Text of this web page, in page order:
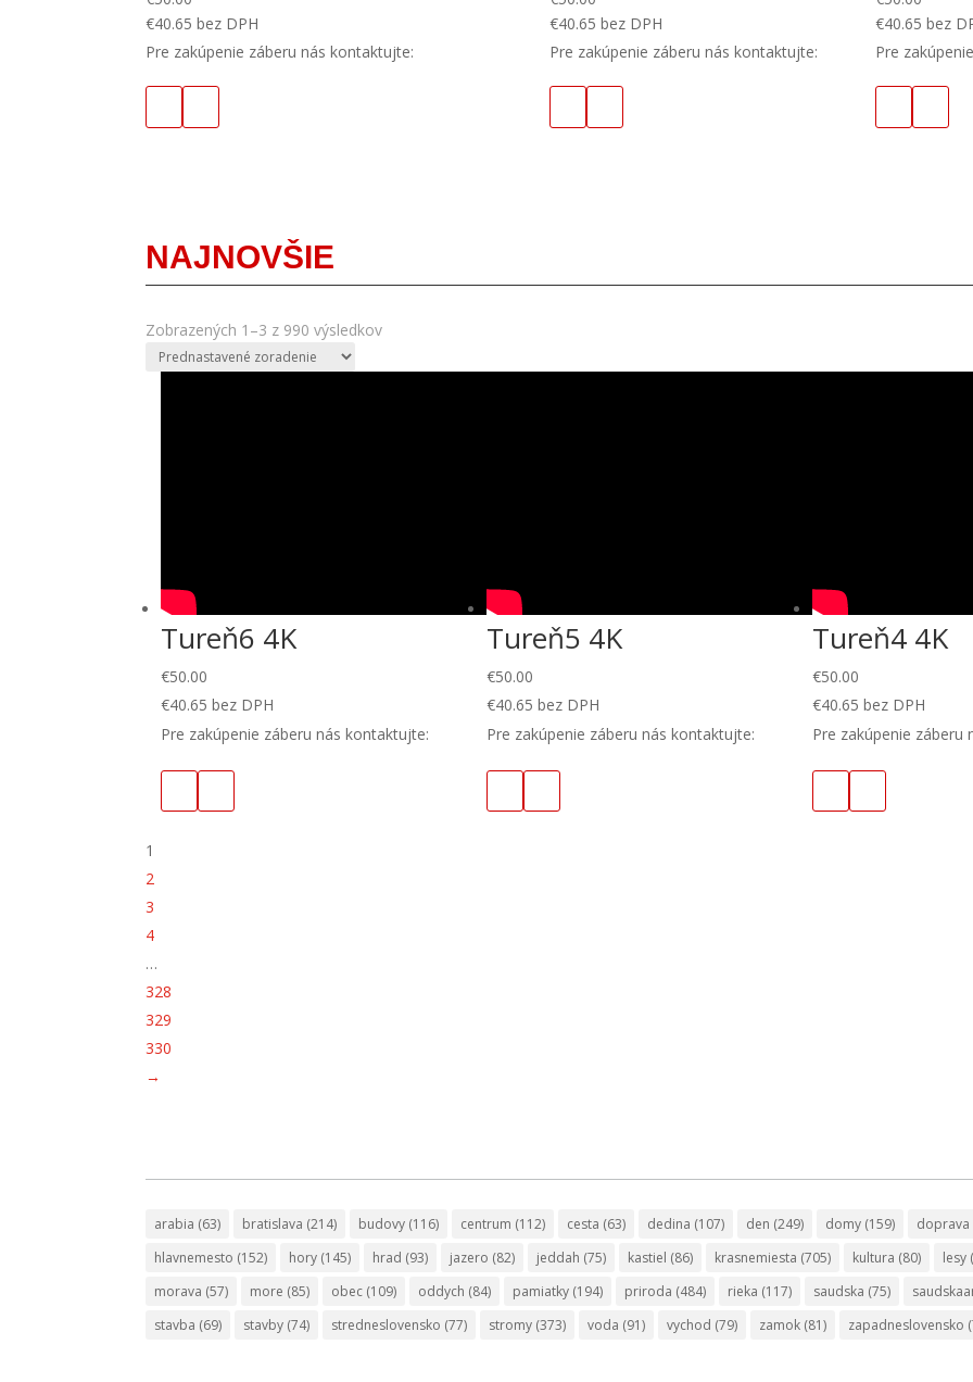
€40.65 bez DPH
Pre zakúpenie záberu nás kontaktujte:
€40.65 bez DPH
Pre zakúpenie záberu nás kontaktujte:
€40.65 bez
Pre
NAJNOVŠIE
Zobrazených 1–3 z 990 výsledkov
Tureň6 4K
€50.00
€40.65 bez DPH
Pre zakúpenie záberu nás kontaktujte:
Tureň5 4K
€50.00
€40.65 bez DPH
Pre zakúpenie záberu nás kontaktujte:
Tureň4 4K
€50.00
€40.65 bez DPH
Pre zakúpenie záberu
1
2
3
4
…
328
329
330
→
arabia (63) bratislava (214) budovy (116) centrum (112) cesta (63) dedina (107) den (249) domy (159) doprava
hlavnemesto (152) hory (145) hrad (93) jazero (82) jeddah (75) kastiel (86) krasnemiesta (705) kultura (80) lesy
morava (57) more (85) obec (109) oddych (84) pamiatky (194) priroda (484) rieka (117) saudska (75)
stavba (69) stavby (74) stredneslovensko (77) stromy (373) voda (91) vychod (79) zamok (81) zapadneslovensko